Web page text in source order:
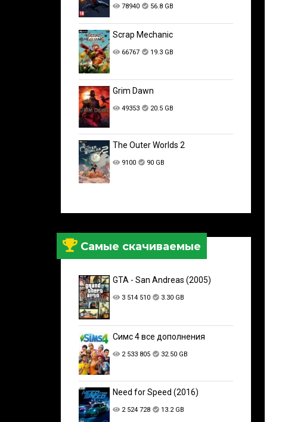
78940 56.8 GB
Scrap Mechanic
66767 19.3 GB
Grim Dawn
49353 20.5 GB
The Outer Worlds 2
9100 90 GB
Самые скачиваемые
GTA - San Andreas (2005)
3 514 510 3.30 GB
Симс 4 все дополнения
2 533 805 32.50 GB
Need for Speed (2016)
2 524 728 13.2 GB